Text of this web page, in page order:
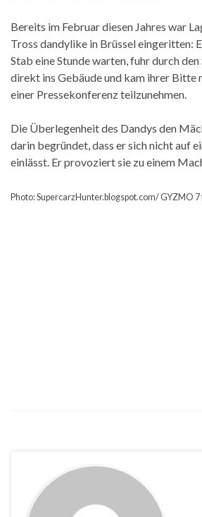
Bereits im Februar diesen Jahres war
Tross dandylike in Brüssel eingeritten:
Stab eine Stunde warten, fuhr durch
direkt ins Gebäude und kam ihrer Bitte
einer Pressekonferenz teilzunehmen.
Die Überlegenheit des Dandys den
darin begründet, dass er sich nicht auf
einlässt. Er provoziert sie zu einem
Photo: SupercarzHunter.blogspot.com/ GYZMO 7